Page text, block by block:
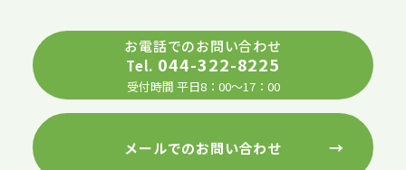
お電話でのお問い合わせ
Tel. 044-322-8225
受付時間 平日8：00～17：00
メールでのお問い合わせ →